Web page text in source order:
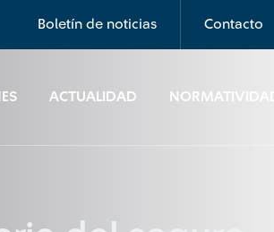
Boletín de noticias Contacto
ACTUALIDAD NORMATIVIDAD